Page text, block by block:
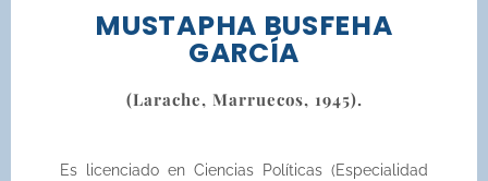
MUSTAPHA BUSFEHA
GARCÍA
(Larache, Marruecos, 1945).
Es licenciado en Ciencias Políticas (Especialidad